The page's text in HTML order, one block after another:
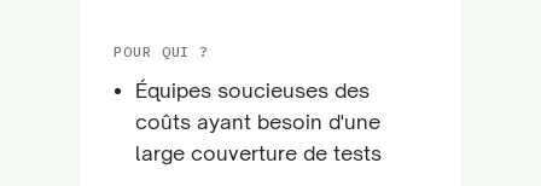
POUR QUI ?
Équipes soucieuses des
coûts ayant besoin d'une
large couverture de tests